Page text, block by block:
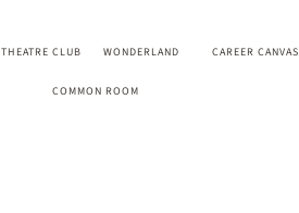
THEATRE CLUB WONDERLAND CAREER CANVAS
COMMON ROOM